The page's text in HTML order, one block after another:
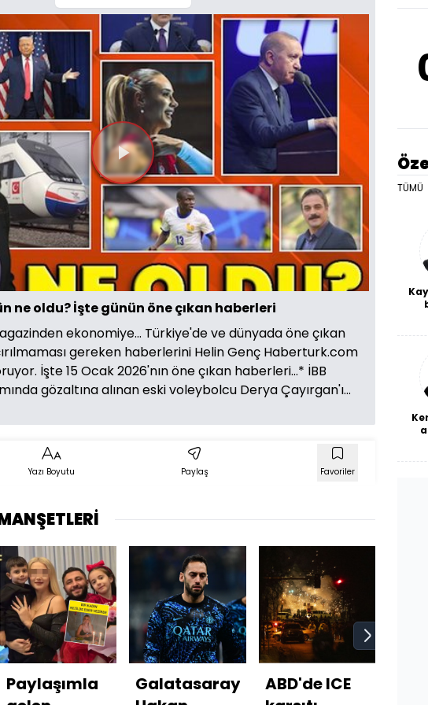
Videoyu
Oynat
ne oldu? İşte günün öne çıkan haberleri
ekonomiye... Türkiye'de ve dünyada öne çıkan
gereken haberlerini Helin Genç Haberturk.com
İşte 15 Ocak 2026'nın öne çıkan haberleri...* İBB
gözaltına alınan eski voleybolcu Derya Çayırgan'ı...
Yazı Boyutu Paylaş Favoriler
Paylaşımla
Galatasaray'ın
ABD'de ICE
TÜMÜ